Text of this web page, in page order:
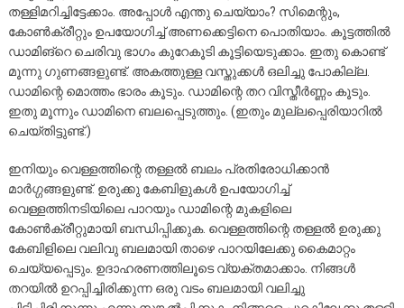
തള്ളിമറിച്ചിട്ടേക്കാം. അപ്പോൾ എന്തു ചെയ്യാം? സിമെന്റും,
കോൺക്രീറ്റും ഉപയോഗിച്ച് അണക്കെട്ടിനെ പൊതിയാം. കൂട്ടത്തിൽ
ഡാമിങ്‌റെ ചെരിവു ഭാഗം കുറേകൂടി കൂട്ടിയെടുക്കാം. ഇതു കൊണ്ട്
മൂന്നു ഗുണങ്ങളുണ്ട്. അകത്തുള്ള വസ്തുക്കൾ ഒലിച്ചു പോകില്ല.
ഡാമിന്റെ മൊത്തം ഭാരം കൂടും. ഡാമിന്റെ തറ വിസ്തീർണ്ണം കൂടും.
ഇതു മൂന്നും ഡാമിനെ ബലപ്പെടുത്തും. (ഇതും മുല്ലപ്പെരിയാറിൽ
ചെയ്തിട്ടുണ്ട്.)
ഇനിയും വെള്ളത്തിന്റെ തള്ളൽ ബലം പ്രതിരോധിക്കാൻ
മാർഗ്ഗങ്ങളുണ്ട്. ഉരുക്കു കേബിളുകൾ ഉപയോഗിച്ച്
വെള്ളത്തിനടിയിലെ പാറയും ഡാമിന്റെ മുകളിലെ
കോൺക്രീറ്റുമായി ബന്ധിപ്പിക്കുക. വെള്ളത്തിന്റെ തള്ളൽ ഉരുക്കു
കേബിളിലെ വലിവു ബലമായി താഴെ പാറയിലേക്കു കൈമാറ്റം
ചെയ്യപ്പെടും. ഉദാഹരണത്തിലൂടെ വ്യക്തമാക്കാം. നിങ്ങൾ
തറയിൽ ഉറപ്പിച്ചിരിക്കുന്ന ഒരു വടം ബലമായി വലിച്ചു